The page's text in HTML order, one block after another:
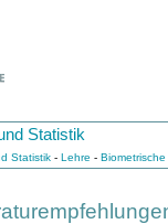
Statistik
Statistik - Lehre -